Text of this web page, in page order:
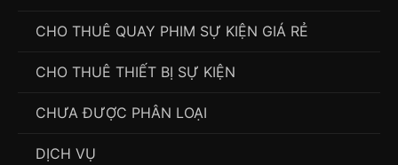
CHO THUÊ QUAY PHIM SỰ KIỆN GIÁ RẺ
CHO THUÊ THIẾT BỊ SỰ KIỆN
CHƯA ĐƯỢC PHÂN LOẠI
DỊCH VỤ